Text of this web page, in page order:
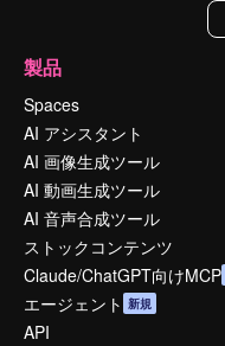
製品
Spaces
AI アシスタント
AI 画像生成ツール
AI 動画生成ツール
AI 音声合成ツール
ストックコンテンツ
Claude/ChatGPT向けMCP
エージェント 新規
API